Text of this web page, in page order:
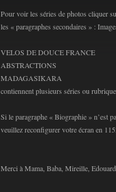
Pour voir les séries de photos cliquer
les « paragraphes secondaires » :
VELOS DE DOUCE FRANCE
ABSTRACTIONS
MADAGASIKARA
contiennent plusieurs séries ou
Si le paragraphe « Biographie » n’est
veuillez reconfigurer votre écran en
Merci à Mama, Baba, Mireille,